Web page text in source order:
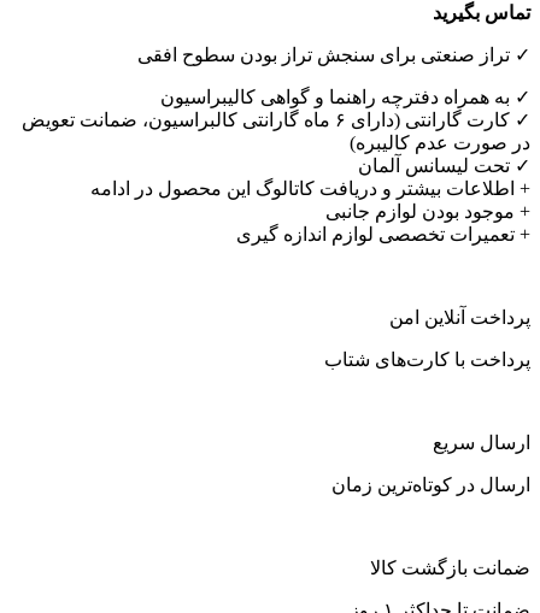
تماس بگیرید
✓ تراز صنعتی برای سنجش تراز بودن سطوح افقی
✓ به همراه دفترچه راهنما و گواهی کالیبراسیون
✓ کارت گارانتی (دارای ۶ ماه گارانتی کالبراسیون، ضمانت تعویض
در صورت عدم کالیبره)
✓ تحت لیسانس آلمان
+ اطلاعات بیشتر و دریافت کاتالوگ این محصول در ادامه
+ موجود بودن لوازم جانبی
+ تعمیرات تخصصی لوازم اندازه گیری
پرداخت آنلاین امن
پرداخت با کارت‌های شتاب
ارسال سریع
ارسال در کوتاه‌ترین زمان
ضمانت بازگشت کالا